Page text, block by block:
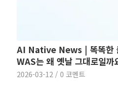
AI Native News | 똑똑한
WAS는 왜 옛날 그대로일까
2026-03-12 / 0 코멘트